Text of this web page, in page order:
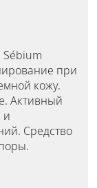
при
кожу.
Активный
и
Средство